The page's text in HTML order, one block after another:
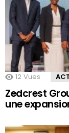
12 Vues
Zedcrest
une